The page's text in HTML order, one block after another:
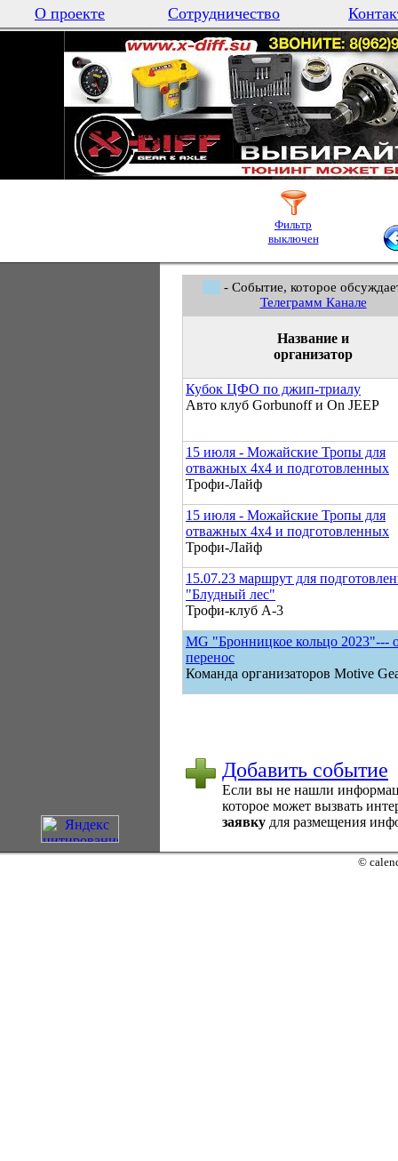
О проекте Сотрудничество
Фильтр
выключен
- Событие, которое
Телеграмм Канале
Название и
организатор
Кубок ЦФО по джип-триалу
Авто клуб Gorbunoff и On JEEP
15 июля - Можайские Тропы для
отважных 4х4 и подготовленных
Трофи-Лайф
15 июля - Можайские Тропы для
отважных 4х4 и подготовленных
Трофи-Лайф
15.07.23 маршрут для
"Блудный лес"
Трофи-клуб А-3
MG "Бронницкое кольцо 2023"---
перенос
Команда организаторов Motive
Добавить событие
Если вы не нашли
которое может вызвать
заявку для размещения
©